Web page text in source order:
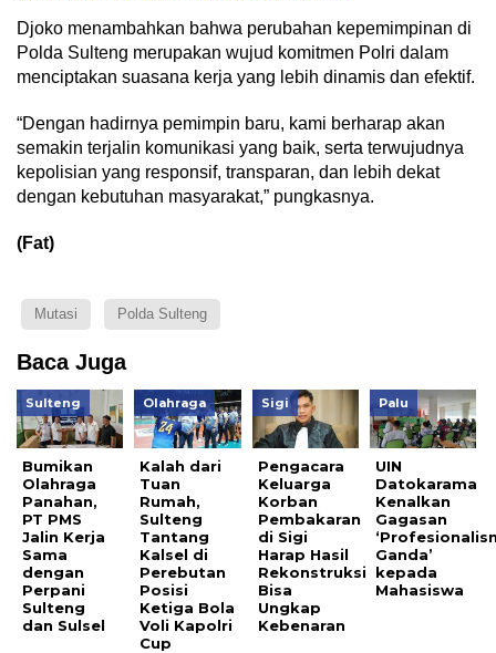
Djoko menambahkan bahwa perubahan kepemimpinan di
Polda Sulteng merupakan wujud komitmen Polri dalam
menciptakan suasana kerja yang lebih dinamis dan efektif.
“Dengan hadirnya pemimpin baru, kami berharap akan
semakin terjalin komunikasi yang baik, serta terwujudnya
kepolisian yang responsif, transparan, dan lebih dekat
dengan kebutuhan masyarakat,” pungkasnya.
(Fat)
Mutasi Polda Sulteng
Baca Juga
Sulteng
Bumikan
Olahraga
Panahan,
PT PMS
Jalin Kerja
Sama
dengan
Perpani
Sulteng
dan Sulsel
Olahraga
Kalah dari
Tuan
Rumah,
Sulteng
Tantang
Kalsel di
Perebutan
Posisi
Ketiga Bola
Voli Kapolri
Cup
Sigi
Pengacara
Keluarga
Korban
Pembakaran
di Sigi
Harap Hasil
Rekonstruksi
Bisa
Ungkap
Kebenaran
Palu
UIN
Datokarama
Kenalkan
Gagasan
Ganda’
kepada
Mahasiswa